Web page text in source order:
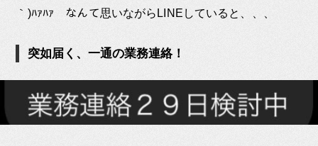
｀)ﾊｧﾊｧ なんて思いながらLINEしていると、、、
突如届く、一通の業務連絡！